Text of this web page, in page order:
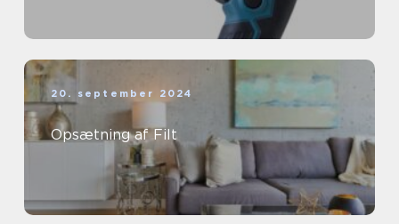
20. september 2024
Opsætning af Filt